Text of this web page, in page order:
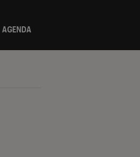
AGENDA